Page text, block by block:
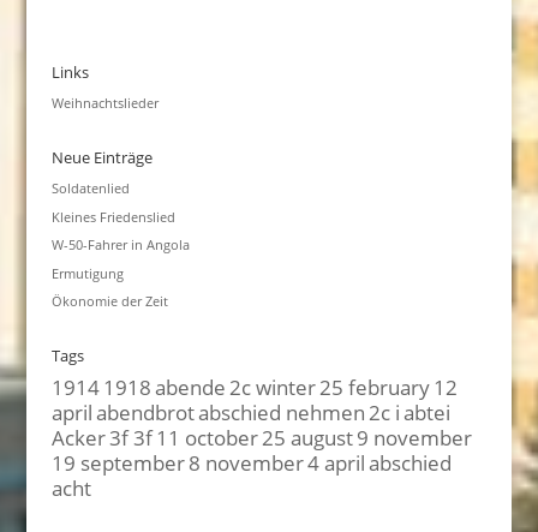
Links
Weihnachtslieder
Neue Einträge
Soldatenlied
Kleines Friedenslied
W-50-Fahrer in Angola
Ermutigung
Ökonomie der Zeit
Tags
19141918abende2c winter25 february12
aprilabendbrotabschied nehmen2c iabtei
Acker3f 3f11 october25 august9 november
19 september8 november4 aprilabschied
acht